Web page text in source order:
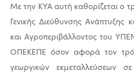
Με την ΚΥΑ αυτή καθορίζεται ο
Γενικής Διεύθυνσης
και Αγροπεριβάλλοντος του
ΟΠΕΚΕΠΕ όσον αφορά τον
γεωργικών εκμεταλλεύσεων